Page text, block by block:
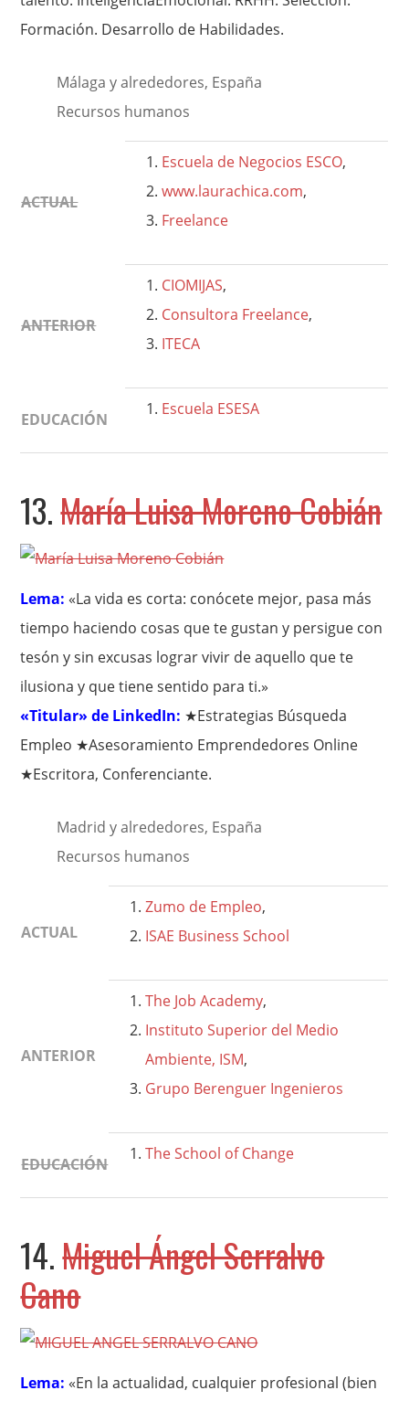
Formación. Desarrollo de Habilidades.
Málaga y alrededores, España
Recursos humanos
ACTUAL
Escuela de Negocios ESCO,
www.laurachica.com,
Freelance
ANTERIOR
CIOMIJAS,
Consultora Freelance,
ITECA
EDUCACIÓN
Escuela ESESA
13.María Luisa Moreno Cobián
Lema: «La vida es corta: conócete mejor, pasa más
tiempo haciendo cosas que te gustan y persigue con
tesón y sin excusas lograr vivir de aquello que te
ilusiona y que tiene sentido para ti.»
«Titular» de LinkedIn: ★Estrategias Búsqueda
Empleo ★Asesoramiento Emprendedores Online
★Escritora, Conferenciante.
Madrid y alrededores, España
Recursos humanos
ACTUAL
Zumo de Empleo,
ISAE Business School
ANTERIOR
The Job Academy,
Instituto Superior del Medio
Ambiente, ISM,
Grupo Berenguer Ingenieros
EDUCACIÓN
The School of Change
14.Miguel Ángel Serralvo
Cano
Lema: «En la actualidad, cualquier profesional (bien